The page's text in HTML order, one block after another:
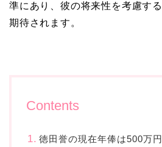
準にあり、彼の将来性を考慮す
期待されます。
Contents
徳田誉の現在年俸は500万